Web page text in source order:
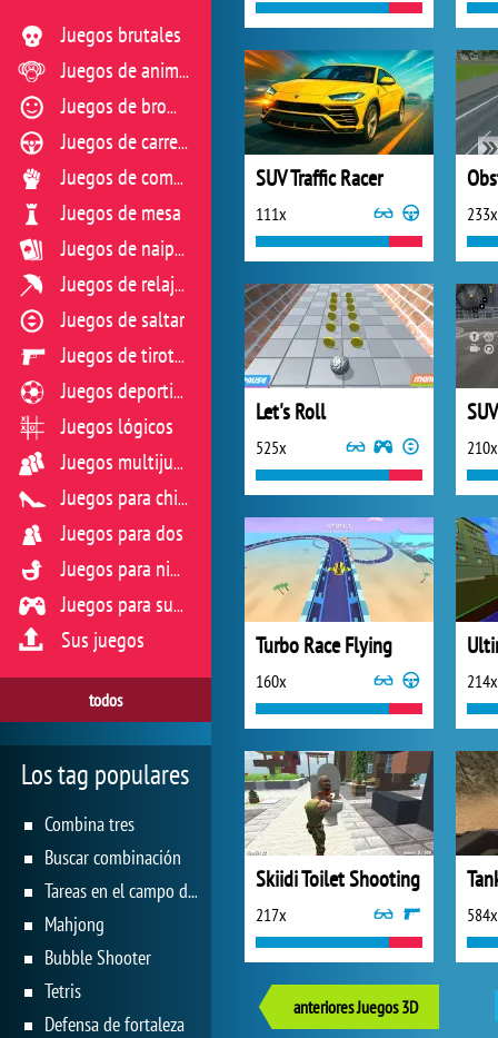
SUV Traffic Racer
111x 233x
Let's Roll
525x 210x
Turbo Race Flying
160x 214x
Skiidi Toilet Shooting
217x 584x
anteriores Juegos 3D
Juegos brutales
Juegos de animales
Juegos de broma
Juegos de carreras
Juegos de combate
Juegos de mesa
Juegos de naipes
Juegos de relajación
Juegos de saltar
Juegos de tiroteo
Juegos deportivos
Juegos lógicos
Juegos multijugador
Juegos para chicas
Juegos para dos
Juegos para niños
Juegos para sus reflejos
Sus juegos
todos
Los tag populares
Combina tres
Buscar combinación
Tareas en el campo de juego
Mahjong
Bubble Shooter
Tetris
Defensa de fortaleza